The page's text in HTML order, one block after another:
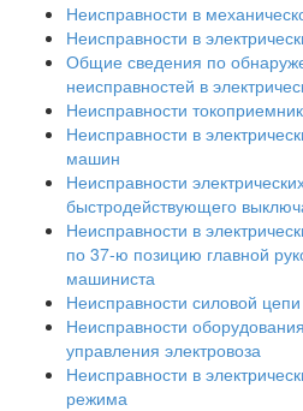
Неисправности в
Неисправности в
Общие сведения по
неисправностей в
Неисправности
Неисправности в
машин
Неисправности
быстродействующего
Неисправности в
по 37-ю позицию главной
машиниста
Неисправности силовой цепи
Неисправности
управления электровоза
Неисправности в
режима